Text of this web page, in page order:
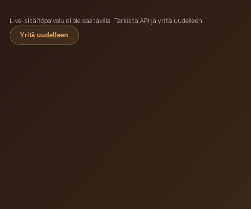
Live-sisältöpalvelu ei ole saatavilla. Tarkista API ja yritä uudelleen.
Yritä uudelleen